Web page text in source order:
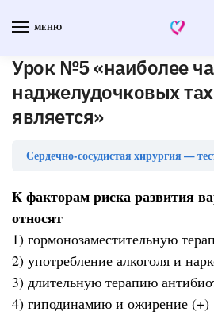
МЕНЮ
Урок №5 «наиболее
наджелудочковых
является»
Сердечно-сосудистая хирургия —
К факторам риска развития
относят
1) гормонозаместительную
2) употребление алкоголя и
3) длительную терапию
4) гиподинамию и ожирение (+)